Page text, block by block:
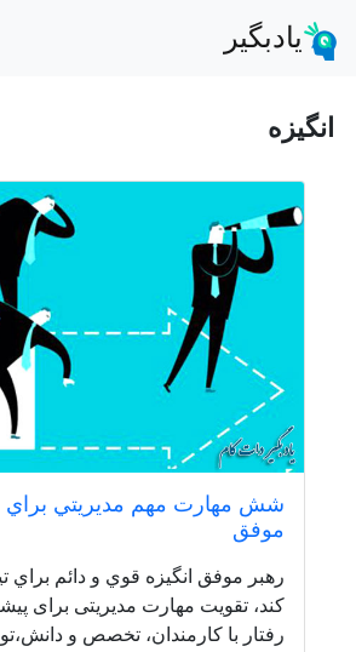
یادبگیر
انگیزه
شش مهارت مهم مديريتي براي
موفق
رهبر موفق انگيزه قوي و دائم براي
کند، تقویت مهارت مدیریتی برای
رفتار با کارمندان، تخصص و